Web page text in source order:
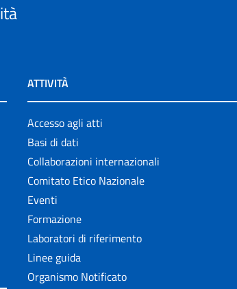
ATTIVITÀ
Accesso agli atti
Basi di dati
Collaborazioni internazionali
Comitato Etico Nazionale
Eventi
Formazione
Laboratori di riferimento
Linee guida
Organismo Notificato